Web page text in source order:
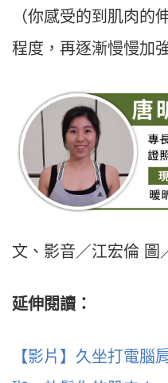
（你感受的到肌肉的
程度，再逐漸慢慢加
文、影音／江宏倫 圖
延伸閱讀：
【影片】久坐打電腦